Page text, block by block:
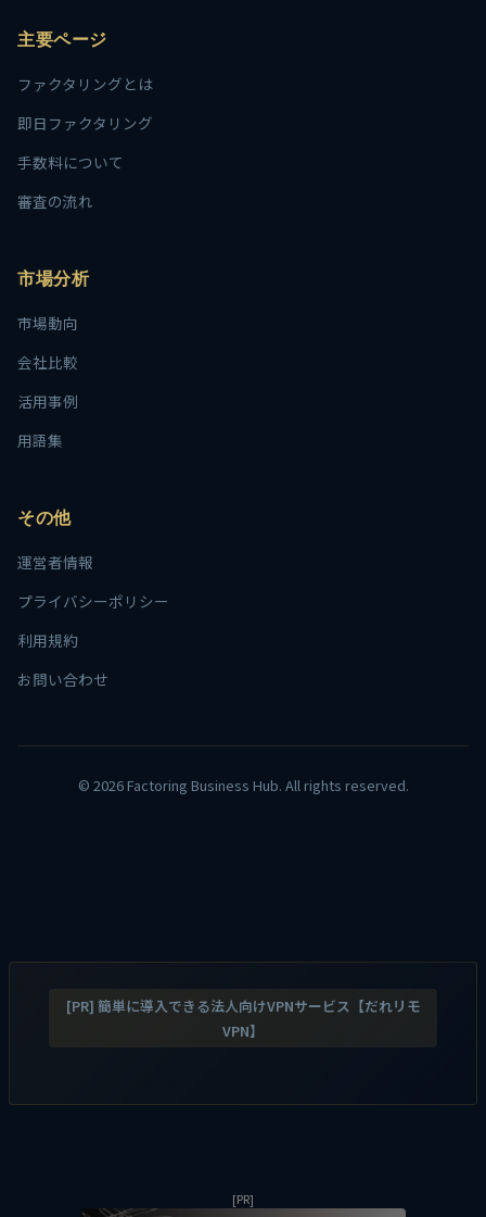
主要ページ
ファクタリングとは
即日ファクタリング
手数料について
審査の流れ
市場分析
市場動向
会社比較
活用事例
用語集
その他
運営者情報
プライバシーポリシー
利用規約
お問い合わせ
© 2026 Factoring Business Hub. All rights reserved.
[PR] 簡単に導入できる法人向けVPNサービス【だれリモ
VPN】
[PR]